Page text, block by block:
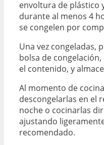
envoltura de plástico
durante al menos 4
se congelen por
Una vez congeladas,
bolsa de
el contenido, y
Al momento de
descongelarlas en el
noche o cocinarlas
ajustando
recomendado.